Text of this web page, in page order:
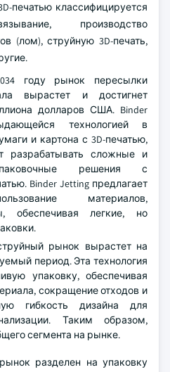
печатью классифицируется
производство
(лом), струйную 3D-печать,
году рынок пересылки
вырастет и достигнет
долларов США. Binder
технологией в
и картона с 3D-печатью,
разрабатывать сложные и
решения с
Binder Jetting предлагает
материалов,
обеспечивая легкие, но
рынок вырастет на
период. Эта технология
упаковку, обеспечивая
сокращение отходов и
гибкость дизайна для
Таким образом,
сегмента на рынке.
разделен на упаковку